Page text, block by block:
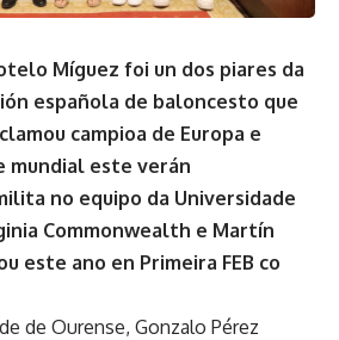
Míguez foi un dos piares da
española de baloncesto que
campioa de Europa e
mundial este verán
no equipo da Universidade
Commonwealth e Martín
este ano en Primeira FEB co
de Ourense, Gonzalo Pérez